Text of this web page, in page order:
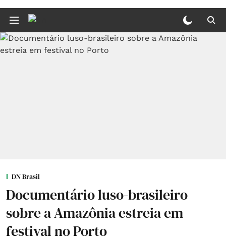
DN Brasil
Documentário luso-brasileiro
sobre a Amazônia estreia em
festival no Porto